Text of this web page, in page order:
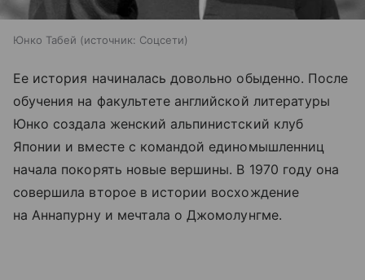
Юнко Табей источник: Соцсети
Ее история начиналась довольно обыденно. После
обучения на факультете английской литературы
Юнко создала женский альпинистский клуб
Японии и вместе с командой единомышленниц
начала покорять новые вершины. В 1970 году она
совершила второе в истории восхождение
на Аннапурну и мечтала о Джомолунгме.